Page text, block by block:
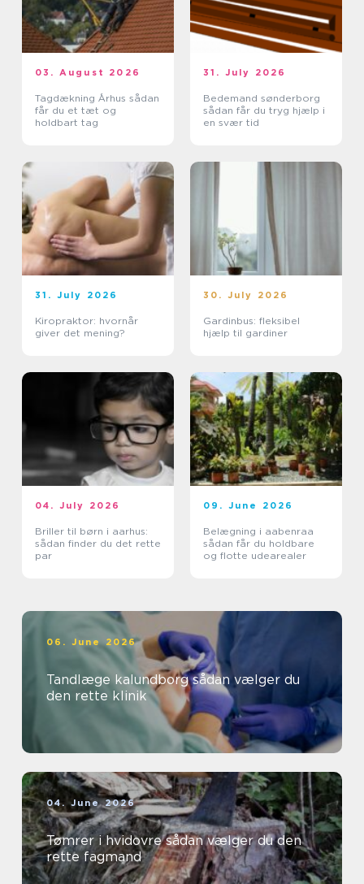
03. August 2026
Tagdækning Århus sådan
får du et tæt og
holdbart tag
31. July 2026
Bedemand sønderborg
sådan får du tryg hjælp i
en svær tid
31. July 2026
Kiropraktor: hvornår
giver det mening?
30. July 2026
Gardinbus: fleksibel
hjælp til gardiner
04. July 2026
Briller til børn i aarhus:
sådan finder du det rette
par
09. June 2026
Belægning i aabenraa
sådan får du holdbare
og flotte udearealer
06. June 2026
Tandlæge kalundborg sådan vælger du
den rette klinik
04. June 2026
Tømrer i hvidovre sådan vælger du den
rette fagmand